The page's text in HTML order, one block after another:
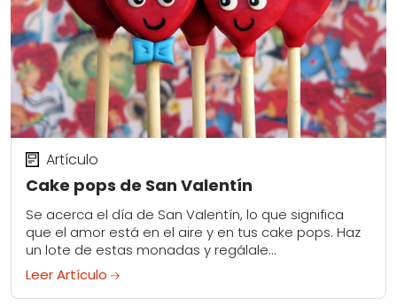
Cake pops de San Valentín
Artículo
Se acerca el día de San Valentín, lo que significa
que el amor está en el aire y en tus cake pops. Haz
un lote de estas monadas y regálale...
Leer Artículo